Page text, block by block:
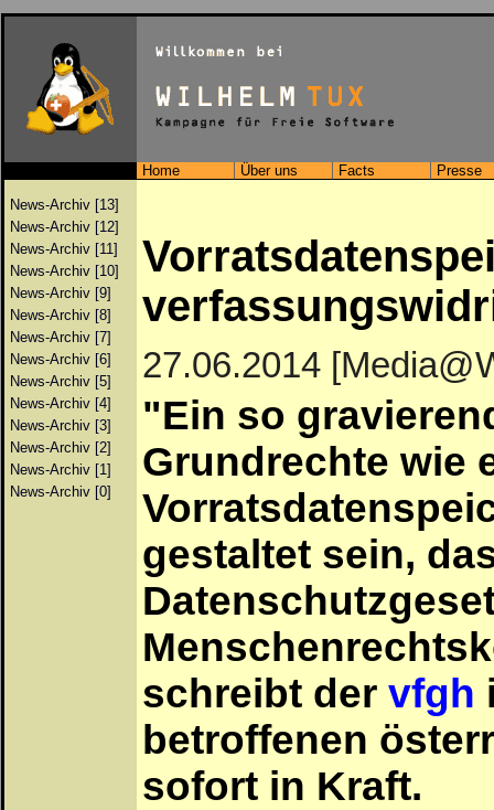
Home Über uns Facts Presse
News-Archiv [13]
News-Archiv [12]
News-Archiv [11]
News-Archiv [10]
News-Archiv [9]
News-Archiv [8]
News-Archiv [7]
News-Archiv [6]
News-Archiv [5]
News-Archiv [4]
News-Archiv [3]
News-Archiv [2]
News-Archiv [1]
News-Archiv [0]
27.06.2014
"Ein so
Grundrechte wie
gestaltet sein,
schreibt der vfgh
betroffenen
sofort in Kraft.